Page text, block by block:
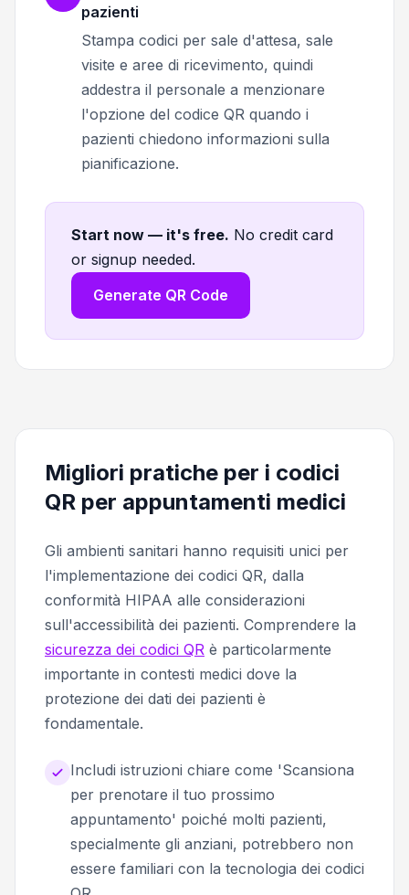
pazienti
Stampa codici per sale d'attesa, sale
visite e aree di ricevimento, quindi
addestra il personale a menzionare
l'opzione del codice QR quando i
pazienti chiedono informazioni sulla
pianificazione.
Start now — it's free. No credit card
or signup needed.
Generate QR Code
Migliori pratiche per i codici
QR per appuntamenti medici
Gli ambienti sanitari hanno requisiti unici per
l'implementazione dei codici QR, dalla
conformità HIPAA alle considerazioni
sull'accessibilità dei pazienti. Comprendere la
sicurezza dei codici QR è particolarmente
importante in contesti medici dove la
protezione dei dati dei pazienti è
fondamentale.
Includi istruzioni chiare come 'Scansiona
per prenotare il tuo prossimo
appuntamento' poiché molti pazienti,
specialmente gli anziani, potrebbero non
essere familiari con la tecnologia dei codici